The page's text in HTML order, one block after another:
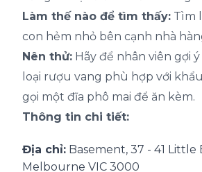
Làm thế nào để tìm thấy: Tìm
con hẻm nhỏ bên cạnh nhà
Nên thử: Hãy để nhân viên gợi
loại rượu vang phù hợp với
gọi một đĩa phô mai để ăn kèm.
Thông tin chi tiết:
Địa chỉ: Basement, 37 - 41 Little
Melbourne VIC 3000